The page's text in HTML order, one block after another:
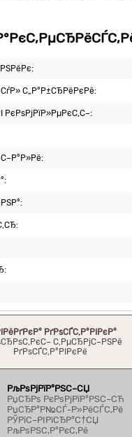
С„Р°Р±СЂРёРєРё:
РєРѕРјРїР»РµРєС‚С–:
РґРѕСЃС‚Р°РІРєР°
С‚РµСЂРјС–РЅРё
РґРѕСЃС‚Р°РІРєРё
РљРѕРјРїР°РЅС–СЏ
РџСЂРѕ РєРѕРјРїР°РЅС–СЋ
РџСЂР°Р№СЃ-Р»РёСЃС‚Рё
РЎРїС–РІРїСЂР°С†СЏ
РљРѕРЅС‚Р°РєС‚Рё